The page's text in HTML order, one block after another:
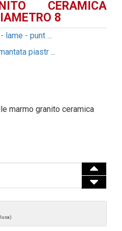
CERAMICA
8
lame - punt ...
piastr ...
marmo granito ceramica